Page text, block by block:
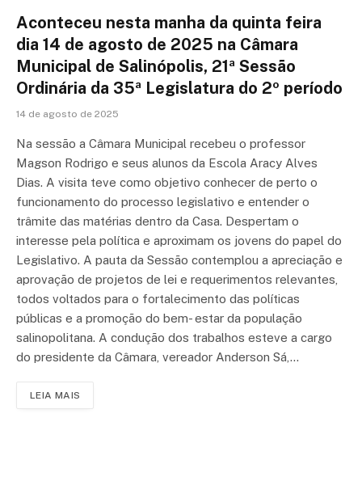
Aconteceu nesta manha da quinta feira
dia 14 de agosto de 2025 na Câmara
Municipal de Salinópolis, 21ª Sessão
Ordinária da 35ª Legislatura do 2º período
14 de agosto de 2025
Na sessão a Câmara Municipal recebeu o professor
Magson Rodrigo e seus alunos da Escola Aracy Alves
Dias. A visita teve como objetivo conhecer de perto o
funcionamento do processo legislativo e entender o
trâmite das matérias dentro da Casa. Despertam o
interesse pela política e aproximam os jovens do papel do
Legislativo. A pauta da Sessão contemplou a apreciação e
aprovação de projetos de lei e requerimentos relevantes,
todos voltados para o fortalecimento das políticas
públicas e a promoção do bem- estar da população
salinopolitana. A condução dos trabalhos esteve a cargo
do presidente da Câmara, vereador Anderson Sá,…
LEIA MAIS